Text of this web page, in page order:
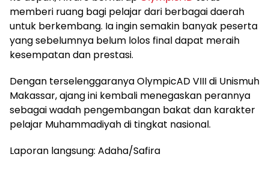
memberi ruang bagi pelajar dari berbagai daerah
untuk berkembang. Ia ingin semakin banyak peserta
yang sebelumnya belum lolos final dapat meraih
kesempatan dan prestasi.
Dengan terselenggaranya OlympicAD VIII di Unismuh
Makassar, ajang ini kembali menegaskan perannya
sebagai wadah pengembangan bakat dan karakter
pelajar Muhammadiyah di tingkat nasional.
Laporan langsung: Adaha/Safira